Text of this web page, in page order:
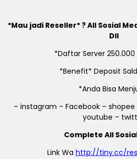
*Mau jadi Reseller* ? All Sosial
Dll
*Daftar Server
*Benefit* Deposit
*Anda Bisa
– instagram – Facebook –
youtube –
Complete All
Link Wa http://tiny.cc/